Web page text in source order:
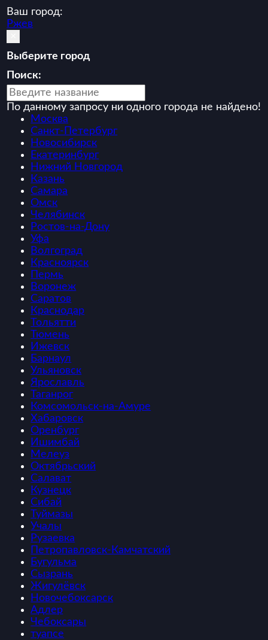
Ваш город:
Ржев
Выберите город
Поиск:
По данному запросу ни одного города не найдено!
Москва
Санкт-Петербург
Новосибирск
Екатеринбург
Нижний Новгород
Казань
Самара
Омск
Челябинск
Ростов-на-Дону
Уфа
Волгоград
Красноярск
Пермь
Воронеж
Саратов
Краснодар
Тольятти
Тюмень
Ижевск
Барнаул
Ульяновск
Ярославль
Таганрог
Комсомольск-на-Амуре
Хабаровск
Оренбург
Ишимбай
Мелеуз
Октябрьский
Салават
Кузнецк
Сибай
Туймазы
Учалы
Рузаевка
Петропавловск-Камчатский
Бугульма
Сызрань
Жигулёвск
Новочебоксарск
Адлер
Чебоксары
туапсе